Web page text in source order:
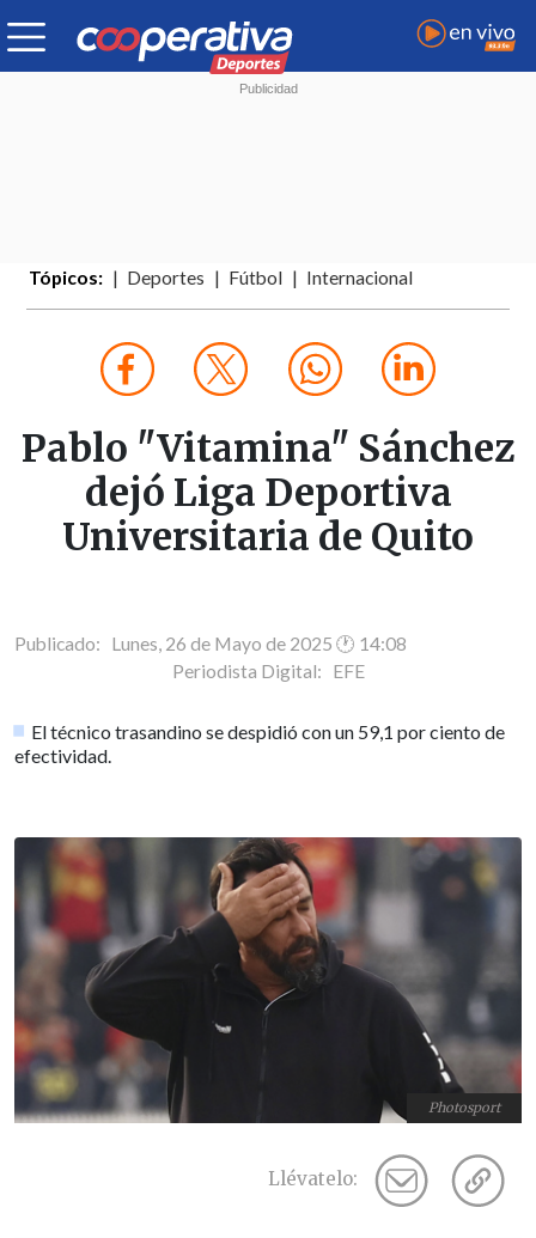
Tópicos: Deportes Fútbol Internacional
Pablo "Vitamina" Sánchez
dejó Liga Deportiva
Universitaria de Quito
Publicado: Lunes, 26 de Mayo de 2025 🕐 14:08
Periodista Digital: EFE
El técnico trasandino se despidió con un 59,1 por ciento de
efectividad.
Photosport
Llévatelo: